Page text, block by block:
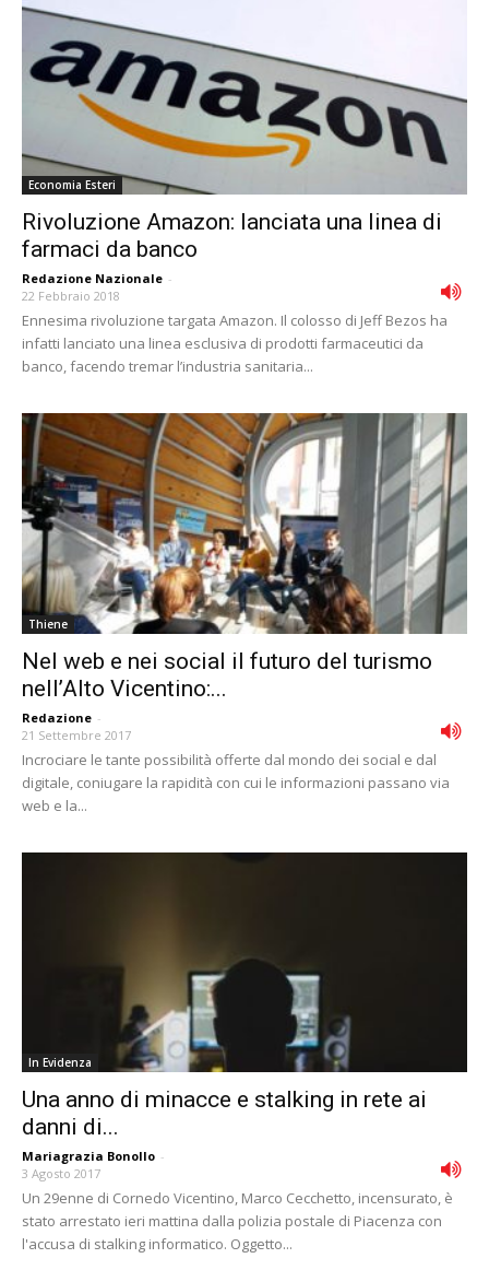
Economia Esteri
Rivoluzione Amazon: lanciata una linea di
farmaci da banco
Redazione Nazionale -
22 Febbraio 2018
Ennesima rivoluzione targata Amazon. Il colosso di Jeff Bezos ha
infatti lanciato una linea esclusiva di prodotti farmaceutici da
banco, facendo tremar l’industria sanitaria...
Thiene
Nel web e nei social il futuro del turismo
nell’Alto Vicentino:...
Redazione -
21 Settembre 2017
Incrociare le tante possibilità offerte dal mondo dei social e dal
digitale, coniugare la rapidità con cui le informazioni passano via
web e la...
In Evidenza
Una anno di minacce e stalking in rete ai
danni di...
Mariagrazia Bonollo -
3 Agosto 2017
Un 29enne di Cornedo Vicentino, Marco Cecchetto, incensurato, è
stato arrestato ieri mattina dalla polizia postale di Piacenza con
l'accusa di stalking informatico. Oggetto...